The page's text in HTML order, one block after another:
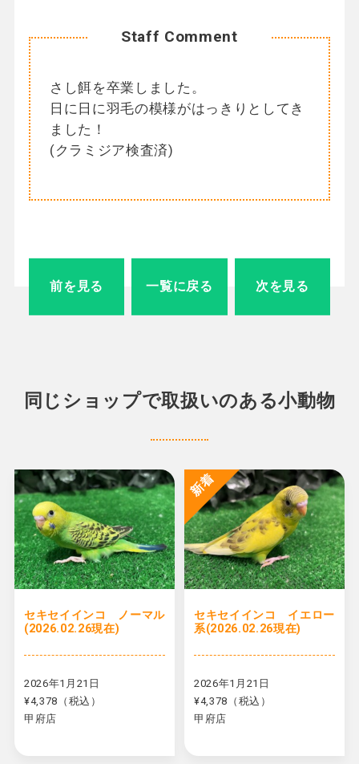
Staff Comment
さし餌を卒業しました。
日に日に羽毛の模様がはっきりとしてき
ました！
(クラミジア検査済)
前を見る 一覧に戻る 次を見る
同じショップで取扱いのある小動物
セキセイインコ ノーマル
(2026.02.26現在)
2026年1月21日
¥4,378（税込）
甲府店
新着
セキセイインコ イエロー
系(2026.02.26現在)
2026年1月21日
¥4,378（税込）
甲府店